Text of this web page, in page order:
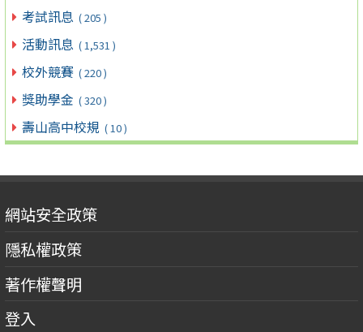
考試訊息 ( 205 )
活動訊息 ( 1,531 )
校外競賽 ( 220 )
獎助學金 ( 320 )
壽山高中校規 ( 10 )
網站安全政策
隱私權政策
著作權聲明
登入